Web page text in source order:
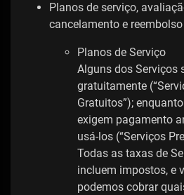
Planos de serviço,
cancelamento e
Planos de Serviço
Alguns dos Serviços
gratuitamente
Gratuitos”);
exigem pagamento
usá-los (“Serviços
Todas as taxas de
incluem impostos, e
podemos cobrar